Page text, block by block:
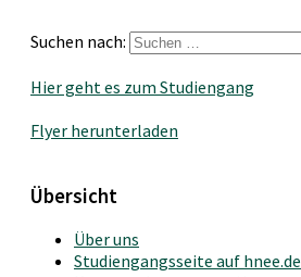
Suchen nach:
Hier geht es zum Studiengang
Flyer herunterladen
Übersicht
Über uns
Studiengangsseite auf hnee.de